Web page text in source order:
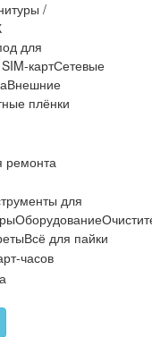
/
для
картСетевые
Внешние
плёнки
ремонта
для
Оборудование
Всё для пайки
часов